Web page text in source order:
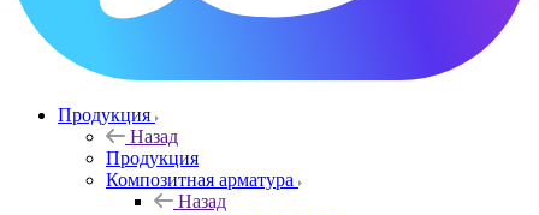
Продукция
Назад
Продукция
Композитная арматура
Назад